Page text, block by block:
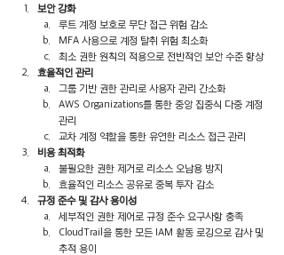
보안 강화
루트 계정 보호로 무단 접근 위험 감소
MFA 사용으로 계정 탈취 위험 최소화
최소 권한 원칙의 적용으로 전반적인 보안 수준 향상
효율적인 관리
그룹 기반 권한 관리로 사용자 관리 간소화
AWS Organizations를 통한 중앙 집중식 다중 계정
관리
교차 계정 역할을 통한 유연한 리소스 접근 관리
비용 최적화
불필요한 권한 제거로 리소스 오남용 방지
효율적인 리소스 공유로 중복 투자 감소
규정 준수 및 감사 용이성
세부적인 권한 제어로 규정 준수 요구사항 충족
CloudTrail을 통한 모든 IAM 활동 로깅으로 감사 및
추적 용이